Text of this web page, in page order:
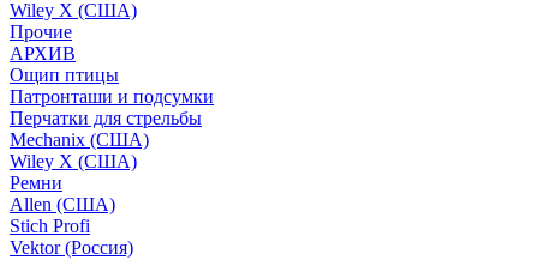
Wiley X (США)
Прочие
АРХИВ
Ощип птицы
Патронташи и подсумки
Перчатки для стрельбы
Mechanix (США)
Wiley X (США)
Ремни
Allen (США)
Stich Profi
Vektor (Россия)